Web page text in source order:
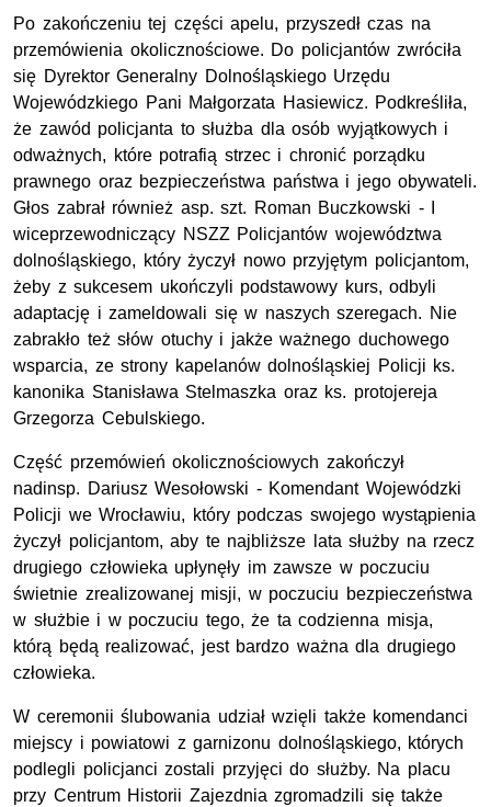
Po zakończeniu tej części apelu, przyszedł czas na
przemówienia okolicznościowe. Do policjantów zwróciła
się Dyrektor Generalny Dolnośląskiego Urzędu
Wojewódzkiego Pani Małgorzata Hasiewicz. Podkreśliła,
że zawód policjanta to służba dla osób wyjątkowych i
odważnych, które potrafią strzec i chronić porządku
prawnego oraz bezpieczeństwa państwa i jego obywateli.
Głos zabrał również asp. szt. Roman Buczkowski - I
wiceprzewodniczący NSZZ Policjantów województwa
dolnośląskiego, który życzył nowo przyjętym policjantom,
żeby z sukcesem ukończyli podstawowy kurs, odbyli
adaptację i zameldowali się w naszych szeregach. Nie
zabrakło też słów otuchy i jakże ważnego duchowego
wsparcia, ze strony kapelanów dolnośląskiej Policji ks.
kanonika Stanisława Stelmaszka oraz ks. protojereja
Grzegorza Cebulskiego.
Część przemówień okolicznościowych zakończył
nadinsp. Dariusz Wesołowski - Komendant Wojewódzki
Policji we Wrocławiu, który podczas swojego wystąpienia
życzył policjantom, aby te najbliższe lata służby na rzecz
drugiego człowieka upłynęły im zawsze w poczuciu
świetnie zrealizowanej misji, w poczuciu bezpieczeństwa
w służbie i w poczuciu tego, że ta codzienna misja,
którą będą realizować, jest bardzo ważna dla drugiego
człowieka.
W ceremonii ślubowania udział wzięli także komendanci
miejscy i powiatowi z garnizonu dolnośląskiego, których
podlegli policjanci zostali przyjęci do służby. Na placu
przy Centrum Historii Zajezdnia zgromadzili się także